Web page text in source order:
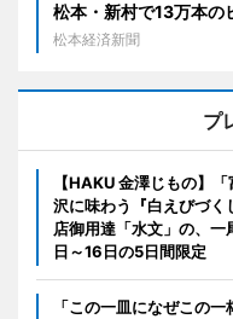
松本・新村で13万本
松本経済新聞
プ
【HAKU 金澤じもの】
沢に味わう『白えびづく
店御用達「水文」の、
日～16日の5日間限定
「この一皿になぜこの